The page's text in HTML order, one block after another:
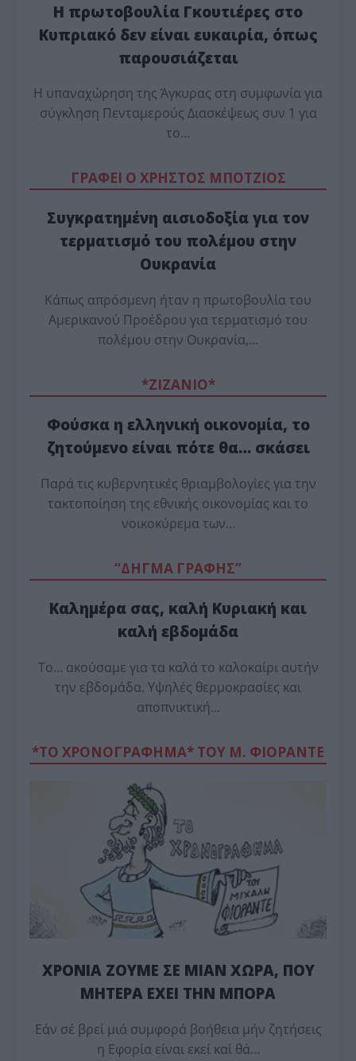
Η πρωτοβουλία Γκουτιέρες στο
Κυπριακό δεν είναι ευκαιρία, όπως
παρουσιάζεται
Η υπαναχώρηση της Άγκυρας στη συμφωνία για
σύγκληση Πενταμερούς Διασκέψεως συν 1 για
το…
ΓΡΑΦΕΙ Ο ΧΡΗΣΤΟΣ ΜΠΟΤΖΙΟΣ
Συγκρατημένη αισιοδοξία για τον
τερματισμό του πολέμου στην
Ουκρανία
Κάπως απρόσμενη ήταν η πρωτοβουλία του
Αμερικανού Προέδρου για τερματισμό του
πολέμου στην Ουκρανία,…
*ZΙΖΑΝΙΟ*
Φούσκα η ελληνική οικονομία, το
ζητούμενο είναι πότε θα… σκάσει
Παρά τις κυβερνητικές θριαμβολογίες για την
τακτοποίηση της εθνικής οικονομίας και το
νοικοκύρεμα των…
“ΔΗΓΜΑ ΓΡΑΦΗΣ”
Καλημέρα σας, καλή Κυριακή και
καλή εβδομάδα
Το… ακούσαμε για τα καλά το καλοκαίρι αυτήν
την εβδομάδα. Υψηλές θερμοκρασίες και
αποπνικτική…
*ΤΟ ΧΡΟΝΟΓΡΑΦΗΜΑ* ΤΟΥ Μ. ΦΙΟΡΆΝΤΕ
ΧΡΟΝΙΑ ΖΟΥΜΕ ΣΕ ΜΙΑΝ ΧΩΡΑ, ΠΟΥ
ΜΗΤΕΡΑ ΕΧΕΙ ΤΗΝ ΜΠΟΡΑ
Εάν σέ βρεί μιά συμφορά βοήθεια μήν ζητήσεις
η Εφορία είναι εκεί καί θά…